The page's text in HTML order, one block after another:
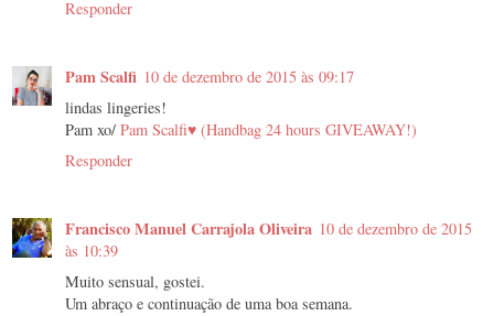
Responder
Pam Scalfi 10 de dezembro de 2015 às 09:17
lindas lingeries!
Pam xo/ Pam Scalfi♥ (Handbag 24 hours GIVEAWAY!)
Responder
Francisco Manuel Carrajola Oliveira 10 de dezembro de 2015
às 10:39
Muito sensual, gostei.
Um abraço e continuação de uma boa semana.